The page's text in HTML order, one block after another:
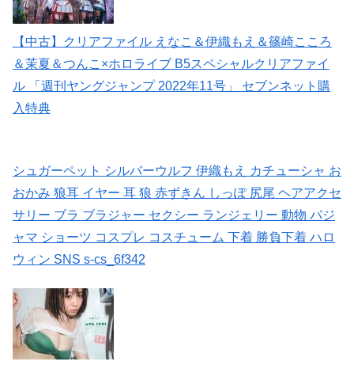
【中古】クリアファイル えなこ＆伊織もえ＆篠崎こころ
＆茉夏＆つんこ×ホロライブ B5スペシャルクリアファイ
ル 「週刊ヤングジャンプ 2022年11号」 セブンネット購
入特典
シュガーペット シルバーウルフ 伊織もえ カチューシャ お
おかみ 狼耳 イヤー 耳 狼 赤ずきん しっぽ 尻尾 ヘアアクセ
サリー ブラ ブラジャー セクシー ランジェリー 動物 パジ
ャマ ショーツ コスプレ コスチューム 下着 勝負下着 ハロ
ウィン SNS s-cs_6f342